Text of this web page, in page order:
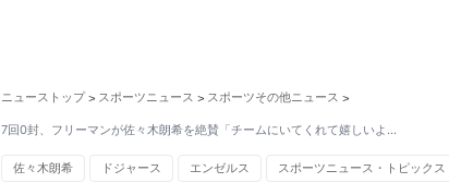
ニューストップ > スポーツニュース > スポーツその他ニュース >
7回0封、フリーマンが佐々木朗希を絶賛「チームにいてくれて嬉しいよ…
佐々木朗希 ドジャース エンゼルス スポーツニュース・トピックス